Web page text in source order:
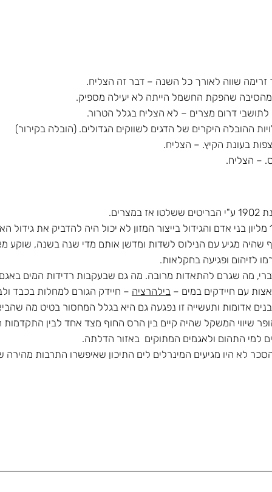
זרימה שווה לאורך כל השנה – דבר זה הצליח.
שהיה מגיע עם הנילוס לשדות ומדשן אותם מדי שנה בשנה,
לזיהום ופגיעה בחקלאות.
מה שגרם להתאדות מרובה. מה גם שבעקבות רדידות המים
עם חיידקים במים – בילהרציה – חיידק הגורם למחלות בכבד
אדומות ותעשייה זו נפגעה גם היא בגלל המחסור בטיט מה
שיווי המשקל שהיה קיים בין הרס החוף מצד אחד לבין
למי התהום ולאגמים המתוקים באזור הדלתה.
לא היו מגיעים המינרלים לים התיכון שאיפשרו התרבות מהירה